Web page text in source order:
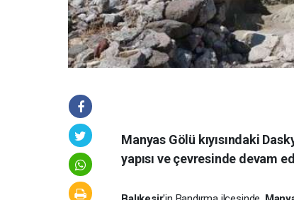
Manyas Gölü kıyısındaki
yapısı ve çevresinde devam